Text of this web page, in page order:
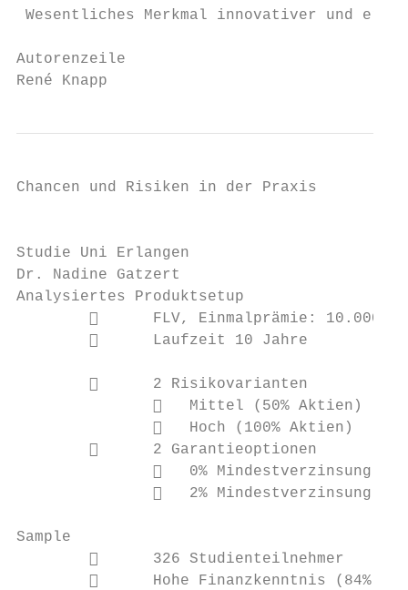
Wesentliches Merkmal innovativer und
Autorenzeile
René Knapp
Chancen und Risiken in der Praxis
Studie Uni Erlangen
Dr. Nadine Gatzert
Analysiertes Produktsetup
              FLV, Einmalprämie: 10.000
      Laufzeit 10 Jahre
              2 Risikovarianten
                  Mittel (50% Aktien)
   Hoch (100% Aktien)
              2 Garantieoptionen
                  0% Mindestverzinsung
   2% Mindestverzinsung
Sample
      326 Studienteilnehmer
              Hohe Finanzkenntnis (84%)